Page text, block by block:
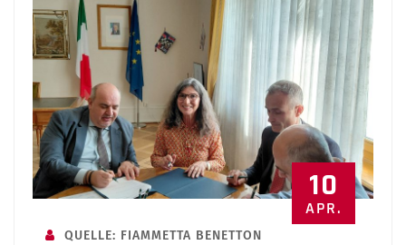
10
APR.
QUELLE: FIAMMETTA BENETTON